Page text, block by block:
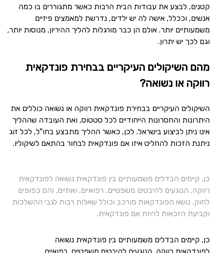
קטנים, לבצע את עבודות הבית הרבות כאשר מתגוררים בו כמה
אנשים, וככלל, אישה לה יש ילדים, נדרשת למאמצים פיזיים
משמעותיים יותר. אולם הן כבר מורגלות להליך ההיריון, מנוסות יותר,
וגם לכך יש יתרון.
מהם השיקולים העיקריים בבחירת פונדקאית
רווקה או נשואה?
השיקולים העיקריים בבחירת פונדקאית רווקה או נשואה כוללים את
היתרונות והחסרונות הייחודיים לכל סטטוס, ואת העובדה שההליך
אינו ניתן לביצוע בישראל. לכן, כאשר ההליך מתבצע בחו"ל, לכל זוג
ניתנת הזכות להחליט איזו אם פונדקאית לבחור בהתאם לשיקוליו.
כן, קיימים הבדלים משמעותיים בין פונדקאית נשואה לפונדקאית
רווקה, הנוגעים להיבטים משפטיים, רפואיים, ואתיים, והם כפופים
לחוק. נושא הפונדקאות מורכב וכולל שאלות רבות לגבי ההשלכות
וקביעת הזכאות להיות אם פונדקאית.
כן, קיימים הבדלים משמעותיים בין פונדקאית נשואה